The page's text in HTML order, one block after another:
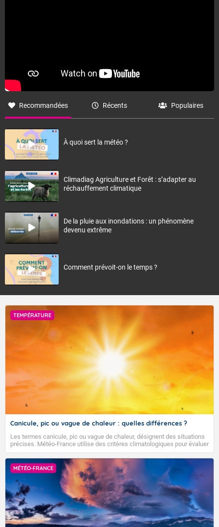
Recommandées Récents Populaires
À quoi sert la météo ?
Climadiag Agriculture et Forêt : s’adapter au
réchauffement climatique
De la pluie aux inondations : un phénomène
devenu extrême
Comment prévoit-on le temps ?
TEMPÉRATURE
Canicule, pic ou vague de chaleur : quelles différences ?
Les termes canicule, pic ou vague de chaleur, désignent des situations
précises. Météo-France utilise des critères climatologiques pour évaluer
et qualifier les épisodes de chaleur qui peuvent avoir des impacts
sanitaires et socio-économiques importants.
MÉTÉO-FRANCE